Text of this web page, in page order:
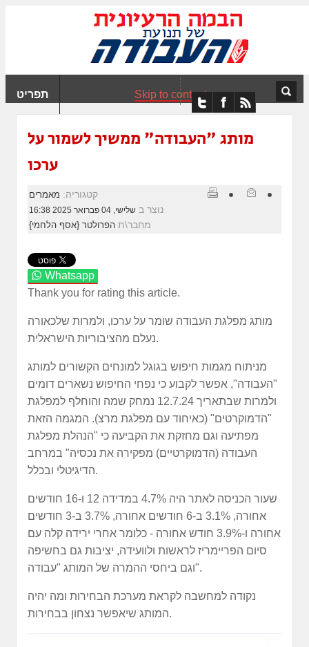
תפריט Skip to content
מותג "העבודה" ממשיך לשמור על
ערכו
קטגוריה: מאמרים
נוצר ב שלישי, 04 פברואר 2025 16:38
מחבר\ת הפרולטר {אסף הלחמי}
Whatsapp
Thank you for rating this article.
מותג מפלגת העבודה שומר על ערכו, ולמרות שלכאורה
נעלם מהציבוריות הישראלית.
מניתוח מגמות חיפוש בגוגל למונחים הקשורים למותג
"העבודה", אפשר לקבוע כי נפחי החיפוש נשארים דומים
ולמרות שבתאריך 12.7.24 נמחק שמה והוחלף למפלגת
"הדמוקרטים" (כאיחוד עם מפלגת מרצ). המגמה הזאת
מפתיעה וגם מחזקת את הקביעה כי "הנהלת מפלגת
העבודה (הדמוקרטיים) מפקירה את נכסיה" במרחב
הדיגיטלי ובכלל.
שעור הכניסה לאתר היה 4.7% במדידה 12 ו-16 חודשים
אחורה, 3.1% ב-6 חודשים אחורה, 3.7% ב-3 חודשים
אחורה ו-3.9% חודש אחורה - כלומר אחרי ירידה קלה עם
סיום הפריימריז לראשות ולוועידה, יציבות גם בחשיפה
וגם ביחסי ההמרה של המותג "עבודה".
נקודה למחשבה לקראת מערכת הבחירות ומה יהיה
המותג שיאפשר נצחון בבחירות.